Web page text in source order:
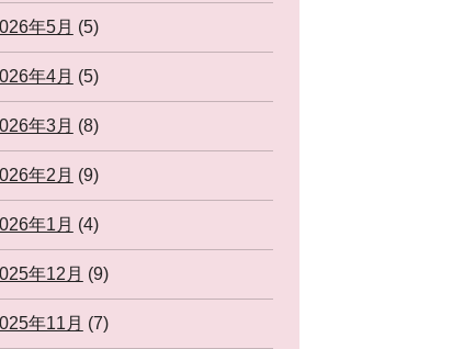
年5月 (5)
年4月 (5)
年3月 (8)
年2月 (9)
年1月 (4)
年12月 (9)
年11月 (7)